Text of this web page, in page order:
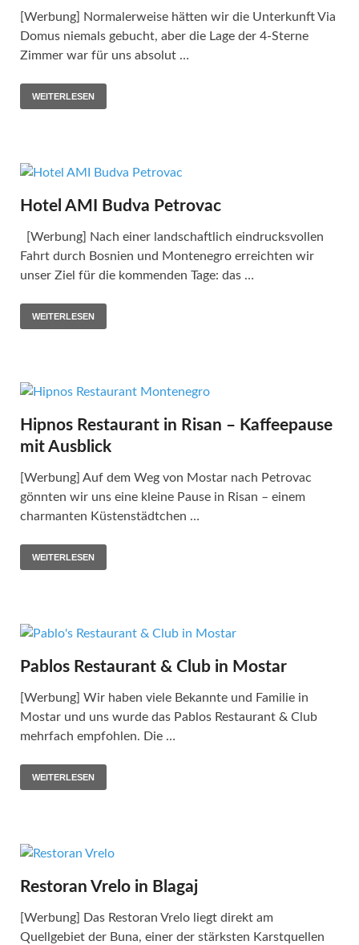
[Werbung] Normalerweise hätten wir die Unterkunft Via
Domus niemals gebucht, aber die Lage der 4-Sterne
Zimmer war für uns absolut …
WEITERLESEN
Hotel AMI Budva Petrovac
[Werbung] Nach einer landschaftlich eindrucksvollen
Fahrt durch Bosnien und Montenegro erreichten wir
unser Ziel für die kommenden Tage: das …
WEITERLESEN
Hipnos Restaurant in Risan – Kaffeepause
mit Ausblick
[Werbung] Auf dem Weg von Mostar nach Petrovac
gönnten wir uns eine kleine Pause in Risan – einem
charmanten Küstenstädtchen …
WEITERLESEN
Pablos Restaurant & Club in Mostar
[Werbung] Wir haben viele Bekannte und Familie in
Mostar und uns wurde das Pablos Restaurant & Club
mehrfach empfohlen. Die …
WEITERLESEN
Restoran Vrelo in Blagaj
[Werbung] Das Restoran Vrelo liegt direkt am
Quellgebiet der Buna, einer der stärksten Karstquellen